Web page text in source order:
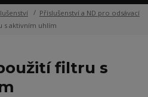
Příslušenství a ND pro odsávací
aktivním uhlím
filtru s